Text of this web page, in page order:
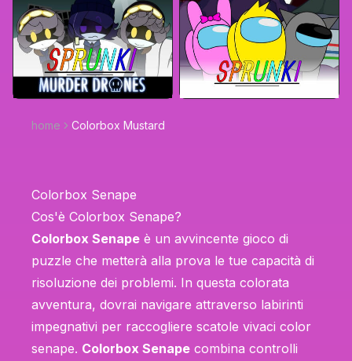
home Colorbox Mustard
Colorbox Senape
Cos'è Colorbox Senape?
Colorbox Senape è un avvincente gioco di
puzzle che metterà alla prova le tue capacità di
risoluzione dei problemi. In questa colorata
avventura, dovrai navigare attraverso labirinti
impegnativi per raccogliere scatole vivaci color
senape. Colorbox Senape combina controlli